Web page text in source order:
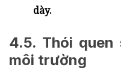
dày.
4.5. Thói
môi trường